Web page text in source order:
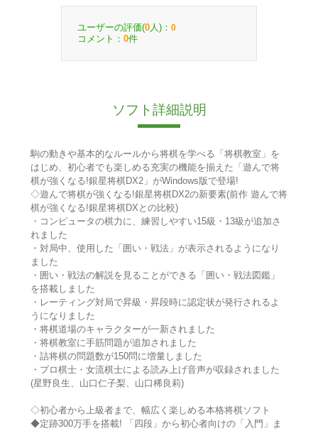
ユーザーの評価(0 人)： 0
コメント： 0件
ソフト詳細説明
駒の動きや基本的なルールから将棋を学べる「将棋教室」を
はじめ、初心者でも楽しめる充実の機能を揃えた「遊んで将
棋が強くなる!銀星将棋DX2」がWindows版で登場!
◇遊んで将棋が強くなる!銀星将棋DX2の新要素(前作 遊んで将
棋が強くなる!銀星将棋DXとの比較)
・コンピュータの棋力に、練習しやすい15級・13級が追加さ
れました
・対局中、使用した「囲い・戦法」が表示されるようになり
ました
・囲い・戦法の解説を見ることができる「囲い・戦法図鑑」
を搭載しました
・レーティング対局で昇級・昇段時に認定状が発行されるよ
うになりました
・将棋道場のキャラクターが一新されました
・将棋教室に手筋問題が追加されました
・詰将棋の問題数が150問に増量しました
・プロ棋士・女流棋士による読み上げ音声が収録されました
(星野良生、山口仁子梨、山口稀良莉)
◇初心者から上級者まで、幅広く楽しめる本格将棋ソフト
◆定跡300万手を搭載! 「四段」から初心者向けの「入門」ま